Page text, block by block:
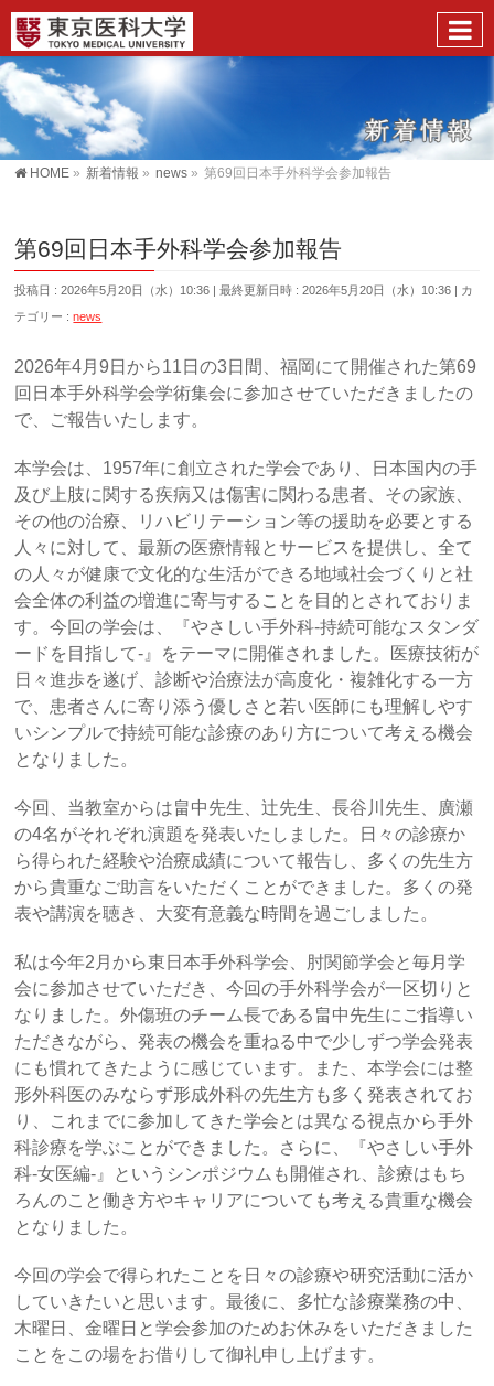
HOME » 新着情報 » news » 第69回日本手外科学会参加報告
第69回日本手外科学会参加報告
投稿日 : 2026年5月20日（水）10:36 最終更新日時 : 2026年5月20日（水）10:36
カ
テゴリー :news
2026年4月9日から11日の3日間、福岡にて開催された第69
回日本手外科学会学術集会に参加させていただきましたの
で、ご報告いたします。
本学会は、1957年に創立された学会であり、日本国内の手
及び上肢に関する疾病又は傷害に関わる患者、その家族、
その他の治療、リハビリテーション等の援助を必要とする
人々に対して、最新の医療情報とサービスを提供し、全て
の人々が健康で文化的な生活ができる地域社会づくりと社
会全体の利益の増進に寄与することを目的とされておりま
す。今回の学会は、『やさしい手外科-持続可能なスタンダ
ードを目指して-』をテーマに開催されました。医療技術が
日々進歩を遂げ、診断や治療法が高度化・複雑化する一方
で、患者さんに寄り添う優しさと若い医師にも理解しやす
いシンプルで持続可能な診療のあり方について考える機会
となりました。
今回、当教室からは畠中先生、辻先生、長谷川先生、廣瀬
の4名がそれぞれ演題を発表いたしました。日々の診療か
ら得られた経験や治療成績について報告し、多くの先生方
から貴重なご助言をいただくことができました。多くの発
表や講演を聴き、大変有意義な時間を過ごしました。
私は今年2月から東日本手外科学会、肘関節学会と毎月学
会に参加させていただき、今回の手外科学会が一区切りと
なりました。外傷班のチーム長である畠中先生にご指導い
ただきながら、発表の機会を重ねる中で少しずつ学会発表
にも慣れてきたように感じています。また、本学会には整
形外科医のみならず形成外科の先生方も多く発表されてお
り、これまでに参加してきた学会とは異なる視点から手外
科診療を学ぶことができました。さらに、『やさしい手外
科-女医編-』というシンポジウムも開催され、診療はもち
ろんのこと働き方やキャリアについても考える貴重な機会
となりました。
今回の学会で得られたことを日々の診療や研究活動に活か
していきたいと思います。最後に、多忙な診療業務の中、
木曜日、金曜日と学会参加のためお休みをいただきました
ことをこの場をお借りして御礼申し上げます。